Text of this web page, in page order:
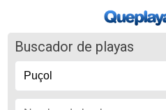
Buscador de playas